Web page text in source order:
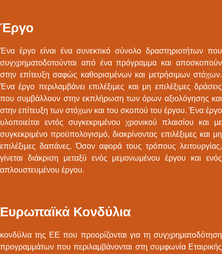
Έργο
Ένα έργο είναι ένα συνεκτικό σύνολο δραστηριοτήτων που
συγχρηματοδοτούνται από ένα πρόγραμμα και αποσκοπούν
στην επίτευξη σαφώς καθορισμένων και μετρήσιμων στόχων.
Ένα έργο περιλαμβάνει επιλέξιμες και μη επιλέξιμες δράσεις
που συμβάλλουν στην εκπλήρωση των όρων αξιολόγησης και
στην επίτευξη των στόχων και του σκοπού του έργου. Ένα έργο
υλοποιείται εντός συγκεκριμένου χρονικού πλαισίου και με
συγκεκριμένο προϋπολογισμό, διακρίνοντας επιλέξιμες και μη
επιλέξιμες δαπάνες. Όσον αφορά τους τρόπους λειτουργίας,
γίνεται διάκριση μεταξύ ενός μεμονωμένου έργου και ενός
απλουστευμένου έργου.
Ευρωπαϊκά Κονδύλια
κονδύλια της ΕΕ που προορίζονται για τη συγχρηματοδότηση
προγραμμάτων που περιλαμβάνονται στη συμφωνία Εταιρικής